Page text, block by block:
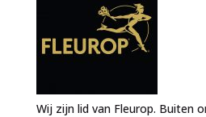
Wij zijn lid van Fleurop. Buiten